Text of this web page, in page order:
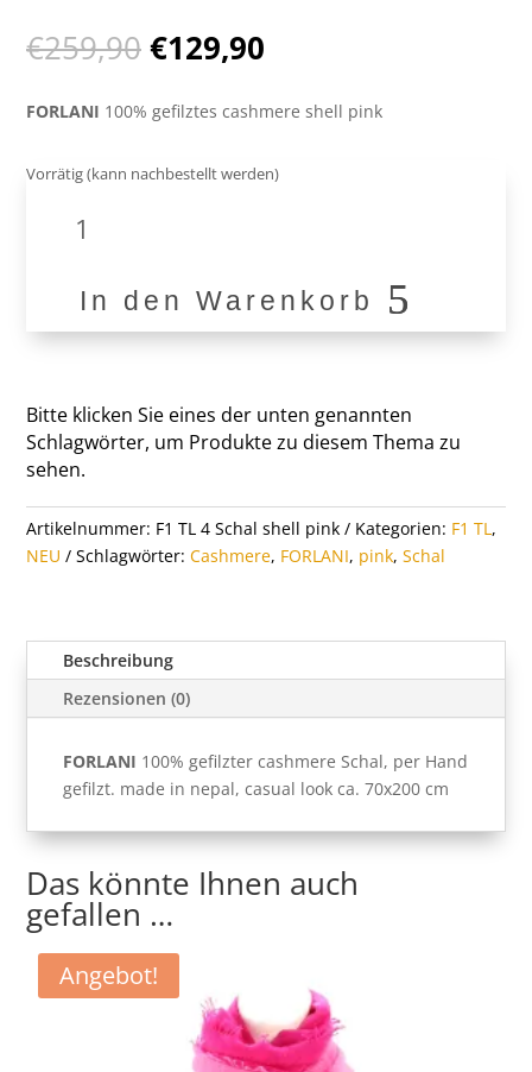
€259,90Ursprünglicher
Preis
war:
€259,90
€129,90
ist:
€129,90.
FORLANI 100% gefilztes cashmere shell pink
Vorrätig (kann nachbestellt werden)
Cashmere
In den Warenkorb
Bitte klicken Sie eines der unten genannten
Schlagwörter, um Produkte zu diesem Thema zu
sehen.
Artikelnummer: F1 TL 4 Schal shell pink Kategorien: F1 TL,
NEU
Schlagwörter: Cashmere, FORLANI, pink, Schal
Beschreibung
Rezensionen (0)
FORLANI 100% gefilzter cashmere Schal, per Hand
gefilzt. made in nepal, casual look ca. 70x200 cm
Das könnte Ihnen auch
gefallen …
Angebot!